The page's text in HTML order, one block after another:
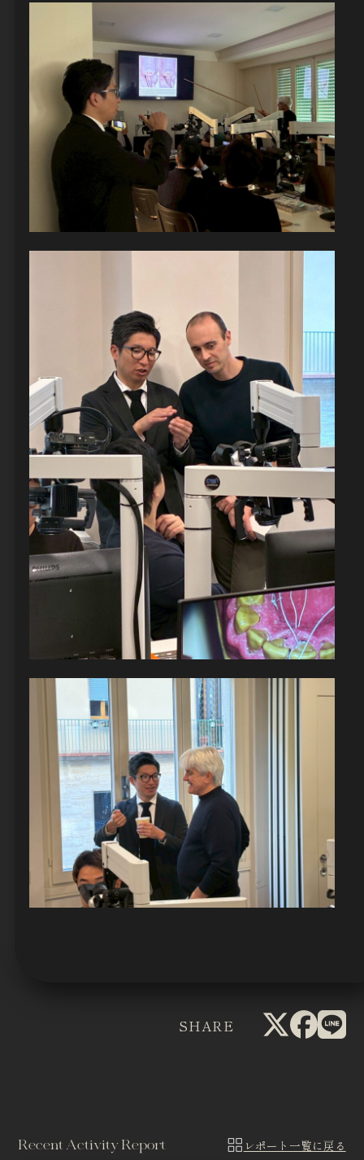
SHARE
Recent Activity Report レポート一覧に戻る